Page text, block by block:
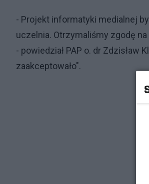
- Projekt informatyki medialnej
uczelnia. Otrzymaliśmy zgodę
- powiedział PAP o. dr Zdzisław
zaakceptowało".